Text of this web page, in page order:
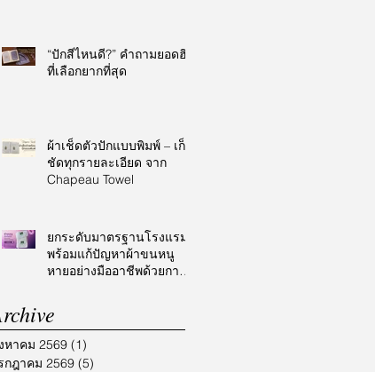
“ปักสีไหนดี?” คำถามยอดฮิต
ที่เลือกยากที่สุด
ผ้าเช็ดตัวปักแบบพิมพ์ – เก็บ
ชัดทุกรายละเอียด จาก
Chapeau Towel
ยกระดับมาตรฐานโรงแรม
พร้อมแก้ปัญหาผ้าขนหนู
หายอย่างมืออาชีพด้วยการ
หาคม 2569 (1)
กฎาคม 2569 (5)